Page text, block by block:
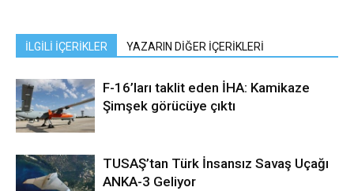
İLGİLİ İÇERİKLER YAZARIN DİĞER İÇERİKLERİ
F-16’ları taklit eden İHA: Kamikaze
Şimşek görücüye çıktı
TUSAŞ’tan Türk İnsansız Savaş Uçağı
ANKA-3 Geliyor